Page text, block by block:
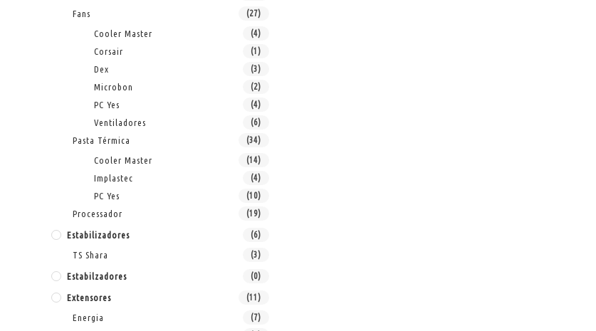
Fans (27)
Cooler Master (4)
Corsair (1)
Dex (3)
Microbon (2)
PC Yes (4)
Ventiladores (6)
Pasta Térmica (34)
Cooler Master (14)
Implastec (4)
PC Yes (10)
Processador (19)
Estabilizadores (6)
TS Shara (3)
Estabilzadores (0)
Extensores (11)
Energia (7)